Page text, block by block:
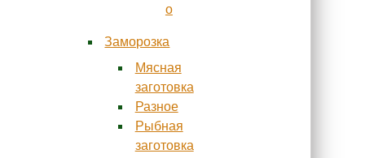
о
Заморозка
Мясная
заготовка
Разное
Рыбная
заготовка